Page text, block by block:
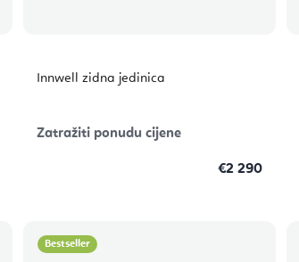
Innwell zidna jedinica
Zatražiti ponudu cijene
€2 290
Bestseller